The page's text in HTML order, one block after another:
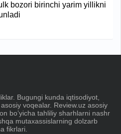
bozori birinchi yarim yillikni
Bugungi kunda iqtisodiyot,
voqealar. Review.uz asosiy
boʼyicha tahliliy sharhlarni nashr
mutaxassislarning dolzarb
fikrlari.